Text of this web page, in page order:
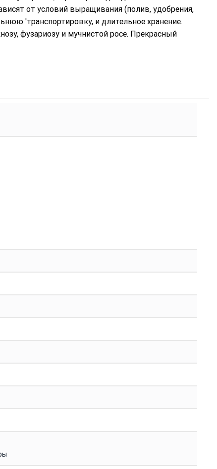
от условий выращивания (полив, удобрения,
'транспортировку, и длительное хранение.
фузариозу и мучнистой росе. Прекрасный